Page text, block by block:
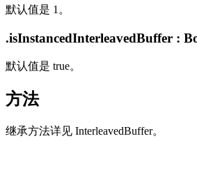
默认值是 1。
.isInstancedInterleavedBuffer :
默认值是 true。
方法
继承方法详见 InterleavedBuffer。